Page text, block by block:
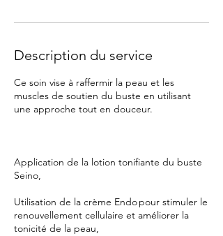
Description du service
Ce soin vise à raffermir la peau et les
muscles de soutien du buste en utilisant
une approche tout en douceur.
Application de la lotion tonifiante du buste
Seino,
Utilisation de la crème Endo pour stimuler le
renouvellement cellulaire et améliorer la
tonicité de la peau,